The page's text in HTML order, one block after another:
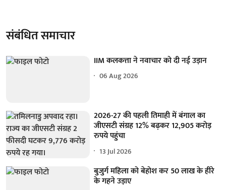
संबंधित समाचार
IIM कलकत्ता ने नवाचार को दी नई उड़ान
06 Aug 2026
2026-27 की पहली तिमाही में बंगाल का
जीएसटी संग्रह 12% बढ़कर 12,905 करोड़
रुपये पहुंचा
13 Jul 2026
बुजुर्ग महिला को बेहोश कर 50 लाख के हीरे
के गहने उड़ाए